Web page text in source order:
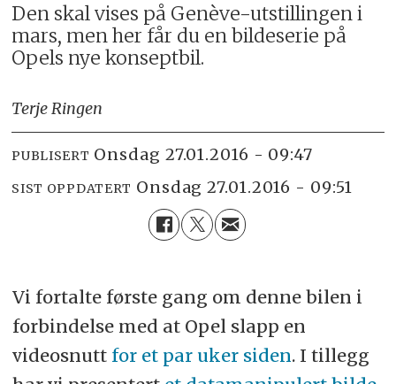
Den skal vises på Genève-utstillingen i
mars, men her får du en bildeserie på
Opels nye konseptbil.
Terje Ringen
PUBLISERT onsdag 27.01.2016 - 09:47
SIST OPPDATERT onsdag 27.01.2016 - 09:51
Vi fortalte første gang om denne bilen i
forbindelse med at Opel slapp en
videosnutt for et par uker siden. I tillegg